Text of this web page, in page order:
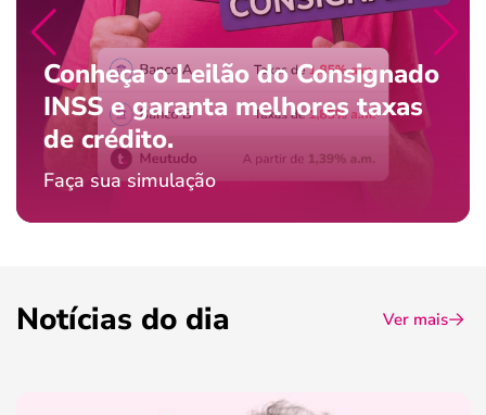
Conheça o Leilão do Consignado
INSS e garanta melhores taxas
de crédito.
Faça sua simulação
Notícias do dia Ver mais